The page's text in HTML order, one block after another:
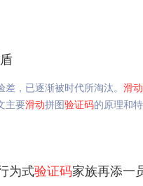
，已逐渐被时代所淘汰。 滑动
主要滑动拼图验证码的原理和
为式验证码家族再添一